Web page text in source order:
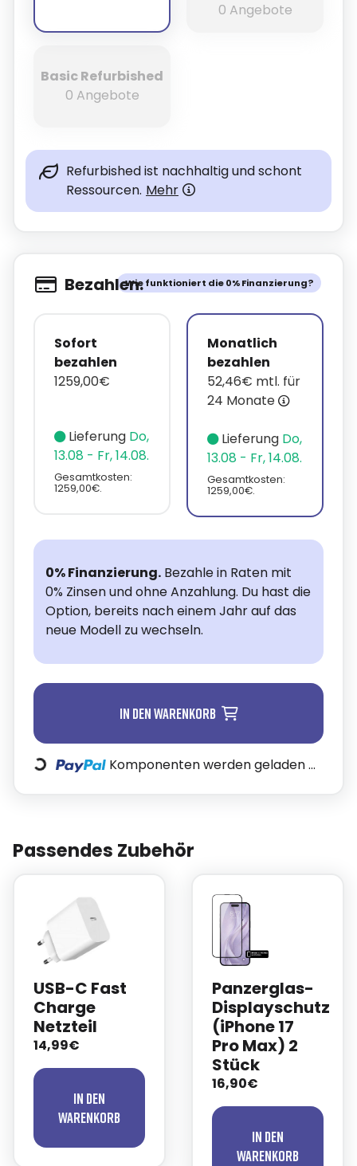
0 Angebote
Basic Refurbished
0 Angebote
Refurbished ist nachhaltig und schont
Ressourcen. Mehr
Wie funktioniert die 0% Finanzierung?
Bezahlen.
Sofort
bezahlen
1259,00€
Lieferung Do,
13.08 - Fr, 14.08.
Gesamtkosten:
1259,00€.
Monatlich
bezahlen
52,46€ mtl. für
24 Monate
Lieferung Do,
13.08 - Fr, 14.08.
Gesamtkosten:
1259,00€.
0% Finanzierung. Bezahle in Raten mit
0% Zinsen und ohne Anzahlung. Du hast die
Option, bereits nach einem Jahr auf das
neue Modell zu wechseln.
In den Warenkorb
Loading... Komponenten werden geladen ...
Passendes Zubehör
USB-C Fast
Charge
Netzteil
14,99€
In den
Warenkorb
Panzerglas-
Displayschutz
(iPhone 17
Pro Max) 2
Stück
16,90€
In den
Warenkorb